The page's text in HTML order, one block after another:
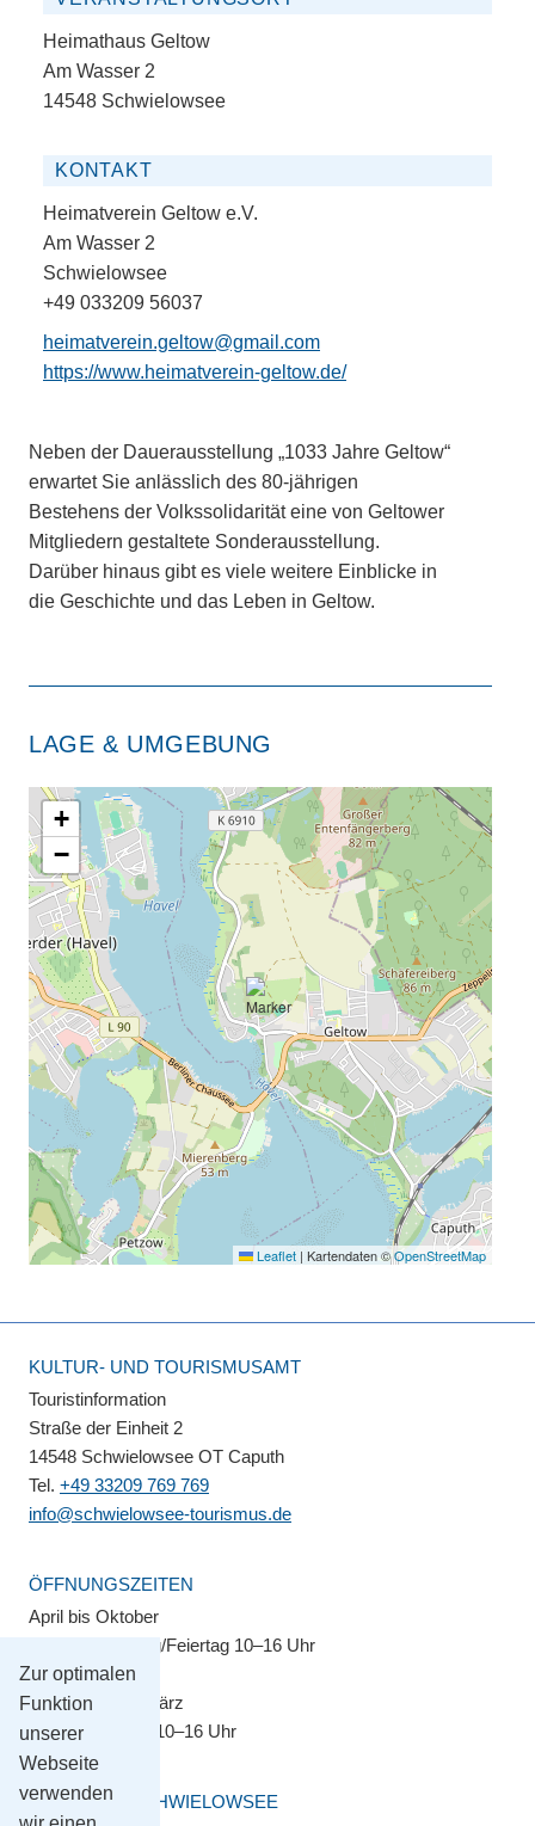
Zur optimalen
Funktion
unserer
Webseite
verwenden
Heimathaus Geltow
Am Wasser 2
14548 Schwielowsee
KONTAKT
Heimatverein Geltow e.V.
Am Wasser 2
Schwielowsee
+49 033209 56037
heimatverein.geltow@gmail.com
https://www.heimatverein-geltow.de/
Neben der Dauerausstellung „1033 Jahre Geltow“
erwartet Sie anlässlich des 80-jährigen
Bestehens der Volkssolidarität eine von Geltower
Mitgliedern gestaltete Sonderausstellung.
Darüber hinaus gibt es viele weitere Einblicke in
die Geschichte und das Leben in Geltow.
LAGE & UMGEBUNG
+
−
Leaflet | Kartendaten ©OpenStreetMap
KULTUR- UND TOURISMUSAMT
Touristinformation
Straße der Einheit 2
14548 Schwielowsee OT Caputh
Tel. +49 33209 769 769
info@schwielowsee-tourismus.de
ÖFFNUNGSZEITEN
April bis Oktober
Montag–Sonntag/Feiertag 10–16 Uhr
November bis März
Montag–Freitag 10–16 Uhr
GEMEINDE SCHWIELOWSEE